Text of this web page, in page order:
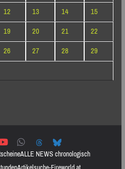
12 13 14
15
19 20 21
22
26 27 28
29
ALLE NEWS chronologisch